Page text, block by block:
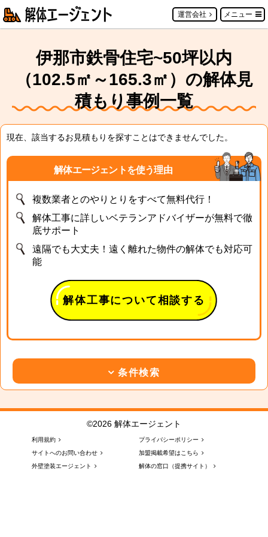
運営会社 メニュー
伊那市鉄骨住宅~50坪以内
（102.5㎡～165.3㎡）の解体見
積もり事例一覧
現在、該当するお見積もりを探すことはできませんでした。
解体エージェントを使う理由
複数業者とのやりとりをすべて無料代行！
解体工事に詳しいベテランアドバイザーが無料で徹
底サポート
遠隔でも大丈夫！遠く離れた物件の解体でも対応可
能
解体工事について相談する
条件検索
©2026 解体エージェント
利用規約
プライバシーポリシー
サイトへのお問い合わせ
加盟掲載希望はこちら
外壁塗装エージェント
解体の窓口（提携サイト）